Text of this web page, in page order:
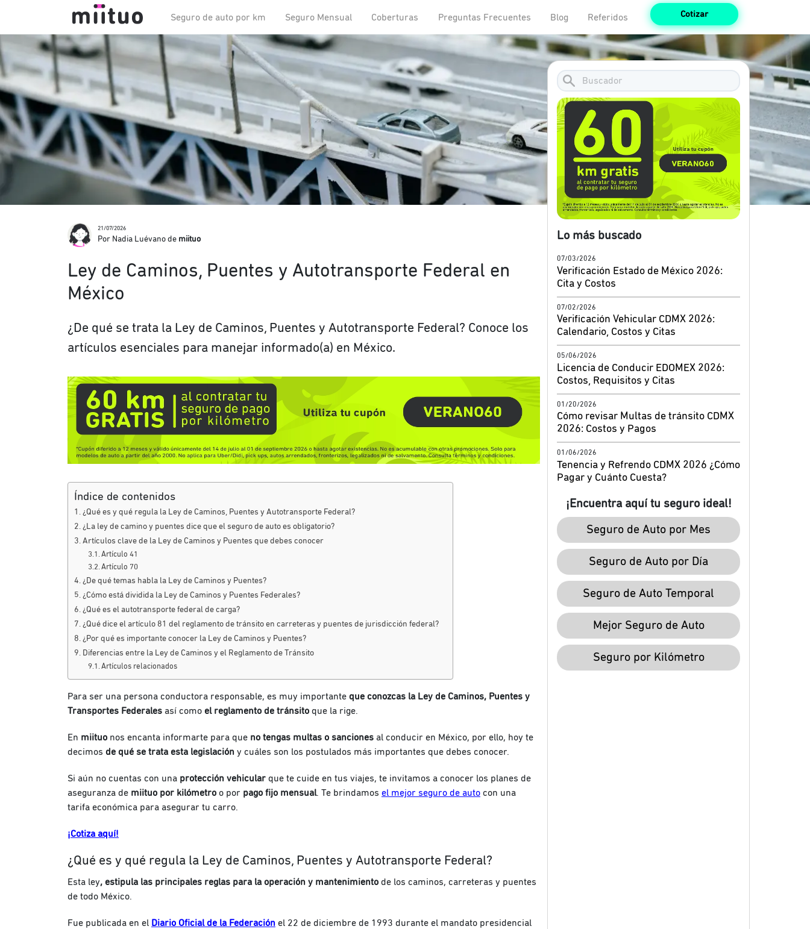
Cotizar
Seguro de auto por km Seguro Mensual Coberturas Preguntas Frecuentes Blog Referidos
Lo más buscado
07/03/2026
Verificación Estado de México 2026:
Cita y Costos
07/02/2026
Verificación Vehicular CDMX 2026:
Calendario, Costos y Citas
05/06/2026
Licencia de Conducir EDOMEX 2026:
Costos, Requisitos y Citas
01/20/2026
Cómo revisar Multas de tránsito CDMX
2026: Costos y Pagos
01/06/2026
Tenencia y Refrendo CDMX 2026 ¿Cómo
Pagar y Cuánto Cuesta?
¡Encuentra aquí tu seguro ideal!
Seguro de Auto por Mes
Seguro de Auto por Día
Seguro de Auto Temporal
Mejor Seguro de Auto
Seguro por Kilómetro
21/07/2026
Por Nadia Luévano de miituo
Ley de Caminos, Puentes y Autotransporte Federal en
México
¿De qué se trata la Ley de Caminos, Puentes y Autotransporte Federal? Conoce los
artículos esenciales para manejar informado(a) en México.
Índice de contenidos
¿Qué es y qué regula la Ley de Caminos, Puentes y Autotransporte Federal?
¿La ley de camino y puentes dice que el seguro de auto es obligatorio?
Artículos clave de la Ley de Caminos y Puentes que debes conocer
Artículo 41
Artículo 70
¿De qué temas habla la Ley de Caminos y Puentes?
¿Cómo está dividida la Ley de Caminos y Puentes Federales?
¿Qué es el autotransporte federal de carga?
¿Qué dice el artículo 81 del reglamento de tránsito en carreteras y puentes de jurisdicción federal?
¿Por qué es importante conocer la Ley de Caminos y Puentes?
Diferencias entre la Ley de Caminos y el Reglamento de Tránsito
Artículos relacionados
Para ser una persona conductora responsable, es muy importante que conozcas la Ley de Caminos, Puentes y
Transportes Federales así como el reglamento de tránsito que la rige.
En miituo nos encanta informarte para que no tengas multas o sanciones al conducir en México, por ello, hoy te
decimos de qué se trata esta legislación y cuáles son los postulados más importantes que debes conocer.
Si aún no cuentas con una protección vehicular que te cuide en tus viajes, te invitamos a conocer los planes de
aseguranza de miituo por kilómetro o por pago fijo mensual. Te brindamos el mejor seguro de auto con una
tarifa económica para asegurar tu carro.
¡Cotiza aquí!
¿Qué es y qué regula la Ley de Caminos, Puentes y Autotransporte Federal?
Esta ley, estipula las principales reglas para la operación y mantenimiento de los caminos, carreteras y puentes
de todo México.
Fue publicada en el Diario Oficial de la Federación el 22 de diciembre de 1993 durante el mandato presidencial